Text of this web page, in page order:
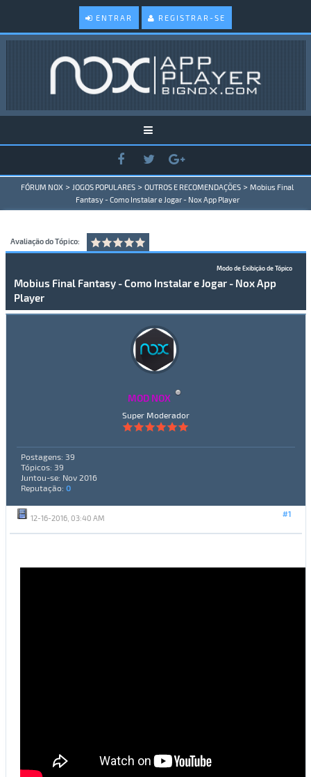
ENTRAR REGISTRAR-SE
FÓRUM NOX > JOGOS POPULARES > OUTROS E RECOMENDAÇÕES > Mobius Final
Fantasy - Como Instalar e Jogar - Nox App Player
Avaliação do Tópico:
Modo de Exibição de Tópico
Mobius Final Fantasy - Como Instalar e Jogar - Nox App
Player
MOD NOX
Super Moderador
Postagens: 39
Tópicos: 39
Juntou-se: Nov 2016
Reputação: 0
#1
12-16-2016, 03:40 AM